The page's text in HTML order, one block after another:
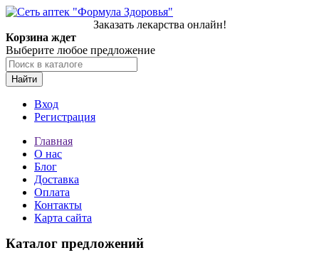
Заказать лекарства онлайн!
Корзина ждет
Выберите любое предложение
Найти
Вход
Регистрация
Главная
О нас
Блог
Доставка
Оплата
Контакты
Карта сайта
Каталог предложений